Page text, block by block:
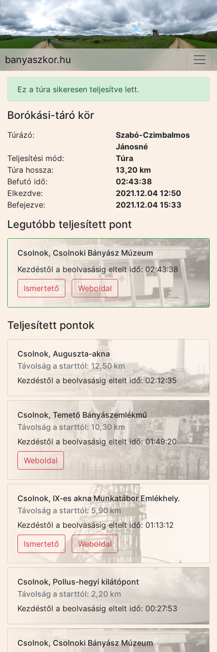
banyaszkor.hu
Ez a túra sikeresen teljesítve lett.
Legutóbb teljesített pont
Csolnok, Csolnoki Bányász Múzeum
Kezdéstől a beolvasásig eltelt idő: 02:43:38
Ismertető
Weboldal
Teljesített pontok
Csolnok, Auguszta-akna
Távolság a starttól: 12,50 km
Kezdéstől a beolvasásig eltelt idő: 02:12:35
Csolnok, Temető Bányászemlékmű
Távolság a starttól: 10,30 km
Kezdéstől a beolvasásig eltelt idő: 01:49:20
Weboldal
Csolnok, IX-es akna Munkatábor Emlékhely.
Távolság a starttól: 5,90 km
Kezdéstől a beolvasásig eltelt idő: 01:13:12
Ismertető
Weboldal
Csolnok, Pollus-hegyi kilátópont
Távolság a starttól: 2,20 km
Kezdéstől a beolvasásig eltelt idő: 00:27:53
Csolnok, Csolnoki Bányász Múzeum
Borókási-táró kör
Túrázó:
Szabó-Czimbalmos
Jánosné
Teljesítési mód:
Túra
Túra hossza:
13,20 km
Befutó idő:
02:43:38
Elkezdve:
2021.12.04 12:50
Befejezve:
2021.12.04 15:33